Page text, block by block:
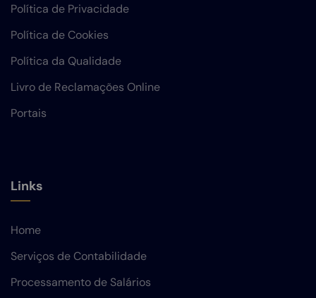
Política de Privacidade
Política de Cookies
Política da Qualidade
Livro de Reclamações Online
Portais
Links
Home
Serviços de Contabilidade
Processamento de Salários